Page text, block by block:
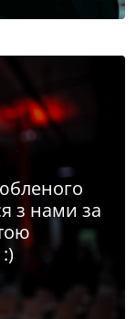
з нами за
:)